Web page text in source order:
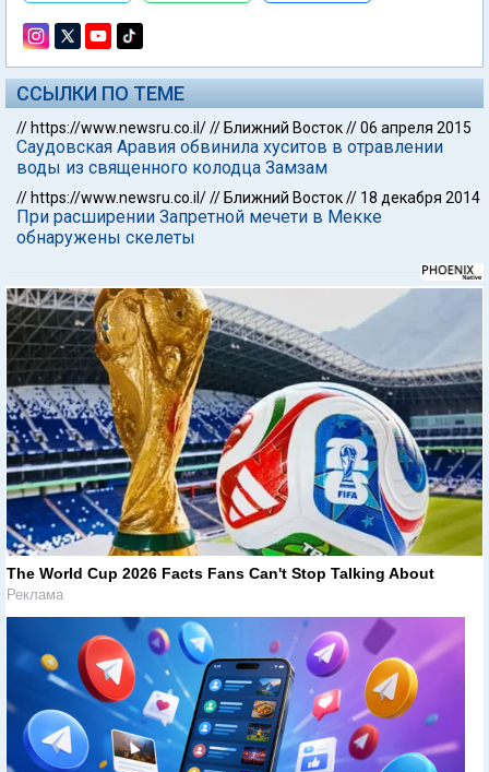
ССЫЛКИ ПО ТЕМЕ
// https://www.newsru.co.il/// Ближний Восток//06 апреля 2015
Саудовская Аравия обвинила хуситов в отравлении
воды из священного колодца Замзам
// https://www.newsru.co.il/// Ближний Восток// 18 декабря 2014
При расширении Запретной мечети в Мекке
обнаружены скелеты
The World Cup 2026 Facts Fans Can't Stop Talking About
Реклама